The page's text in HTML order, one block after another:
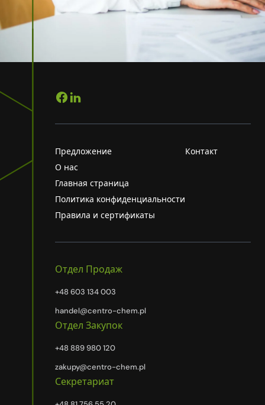
Предложение
О нас
Главная страница
Политика конфиденциальности
Правила и сертификаты
Контакт
Отдел Продаж
+48 603 134 003
handel@centro-chem.pl
Отдел Закупок
+48 889 980 120
zakupy@centro-chem.pl
Секретариат